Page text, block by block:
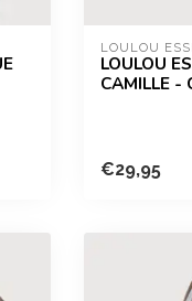
LOULOU
LOULOU
CAMILLE -
€29,95